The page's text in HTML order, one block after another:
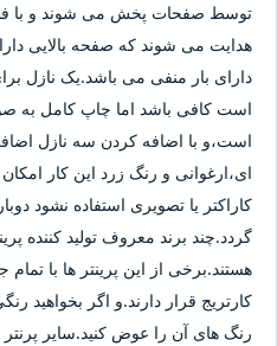
توسط صفحات پخش می شوند و با
هدایت می شوند که صفحه بالایی
دارای بار منفی می باشد.یک
است کافی باشد اما چاپ کامل به
است،و با اضافه کردن سه نازل
ای،ارغوانی و رنگ زرد این کار
کاراکتر یا تصویری استفاده نشود
گردد.چند برند معروف تولید کننده
هستند.برخی از این پرینتر ها با
کارتریج قرار دارند.و اگر بخواهید
رنگ های آن را عوض کنید.سایر